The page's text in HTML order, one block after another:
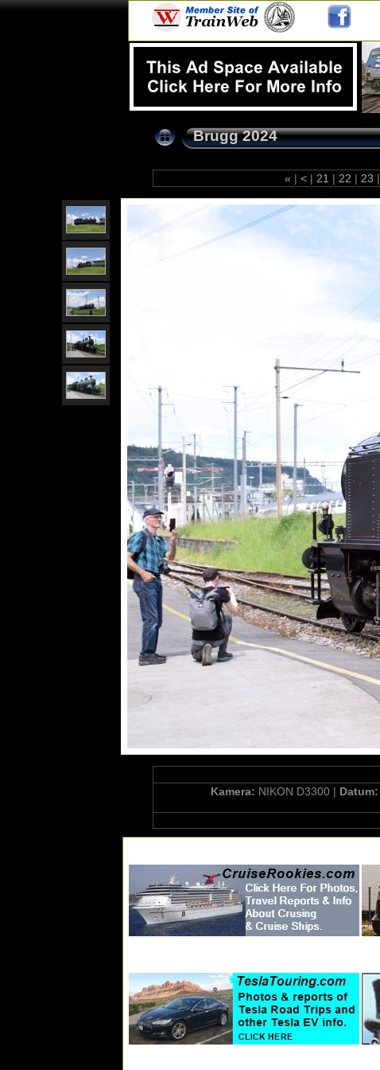
Brugg 2024
« | < | 21 | 22 | 23 |
Kamera: NIKON D3300 | Datum: